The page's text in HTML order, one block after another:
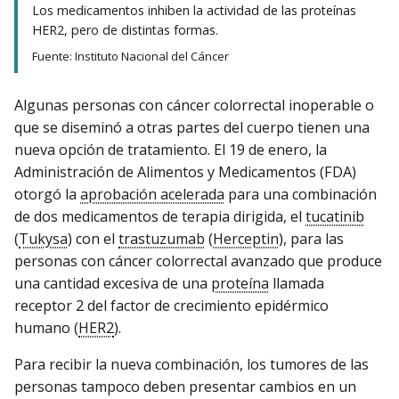
Los medicamentos inhiben la actividad de las proteínas
HER2, pero de distintas formas.
Fuente: Instituto Nacional del Cáncer
Algunas personas con cáncer colorrectal inoperable o
que se diseminó a otras partes del cuerpo tienen una
nueva opción de tratamiento. El 19 de enero, la
Administración de Alimentos y Medicamentos (FDA)
otorgó la aprobación acelerada para una combinación
de dos medicamentos de terapia dirigida, el tucatinib
(Tukysa) con el trastuzumab (Herceptin), para las
personas con cáncer colorrectal avanzado que produce
una cantidad excesiva de una proteína llamada
receptor 2 del factor de crecimiento epidérmico
humano (HER2).
Para recibir la nueva combinación, los tumores de las
personas tampoco deben presentar cambios en un